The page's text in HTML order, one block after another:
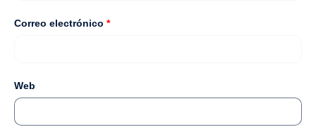
Correo electrónico *
Web